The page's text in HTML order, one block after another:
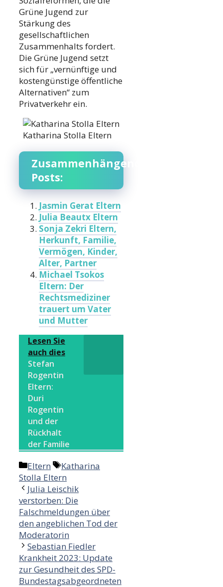
Grüne Jugend zur
Stärkung des
gesellschaftlichen
Zusammenhalts fordert.
Die Grüne Jugend setzt
sich für „vernünftige und
kostengünstige öffentliche
Alternativen“ zum
Privatverkehr ein.
Katharina Stolla Eltern
Zusammenhängende
Posts:
Jasmin Gerat Eltern
Julia Beautx Eltern
Sonja Zekri Eltern,
Herkunft, Familie,
Vermögen, Kinder,
Alter, Partner
Michael Tsokos
Eltern: Der
Rechtsmediziner
trauert um Vater
und Mutter
Lesen Sie
auch dies
Stefan
Rogentin
Eltern:
Duri
Rogentin
und der
Rückhalt
der Familie
Categories
Eltern Tags
Katharina
Stolla Eltern
Julia Leischik
verstorben: Die
Falschmeldungen über
den angeblichen Tod der
Moderatorin
Sebastian Fiedler
Krankheit 2023: Update
zur Gesundheit des SPD-
Bundestagsabgeordneten